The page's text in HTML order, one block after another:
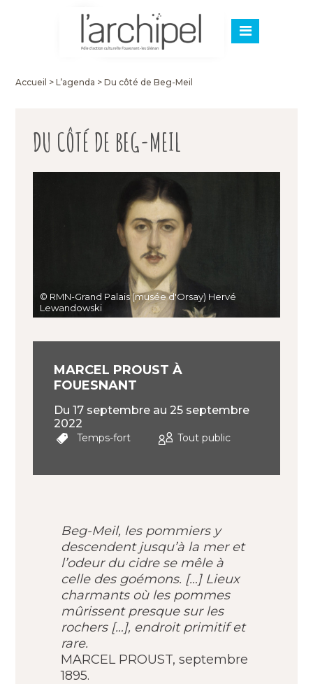
Accueil >L’agenda >Du côté de Beg-Meil
DU CÔTÉ DE BEG-MEIL
© RMN-Grand Palais (musée d'Orsay) Hervé
Lewandowski
MARCEL PROUST À
FOUESNANT
Du 17 septembre au 25 septembre
2022
Temps-fort Tout public
Beg-Meil, les pommiers y
descendent jusqu’à la mer et
l’odeur du cidre se mêle à
celle des goémons. […] Lieux
charmants où les pommes
mûrissent presque sur les
rochers […], endroit primitif et
rare.
MARCEL PROUST, septembre
1895.